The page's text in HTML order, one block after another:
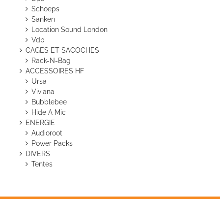
Schoeps
Sanken
Location Sound London
Vdb
CAGES ET SACOCHES
Rack-N-Bag
ACCESSOIRES HF
Ursa
Viviana
Bubblebee
Hide A Mic
ENERGIE
Audioroot
Power Packs
DIVERS
Tentes